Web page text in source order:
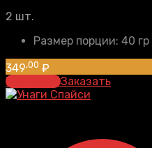
2 шт.
Размер порции: 40 гр
349,00 ₽
В корзинуЗаказать